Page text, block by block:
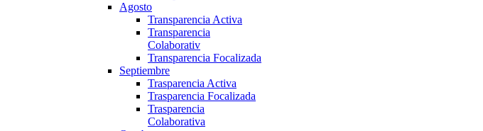
Agosto
Transparencia Activa
Transparencia
Colaborativ
Transparencia Focalizada
Septiembre
Trasparencia Activa
Trasparencia Focalizada
Trasparencia
Colaborativa